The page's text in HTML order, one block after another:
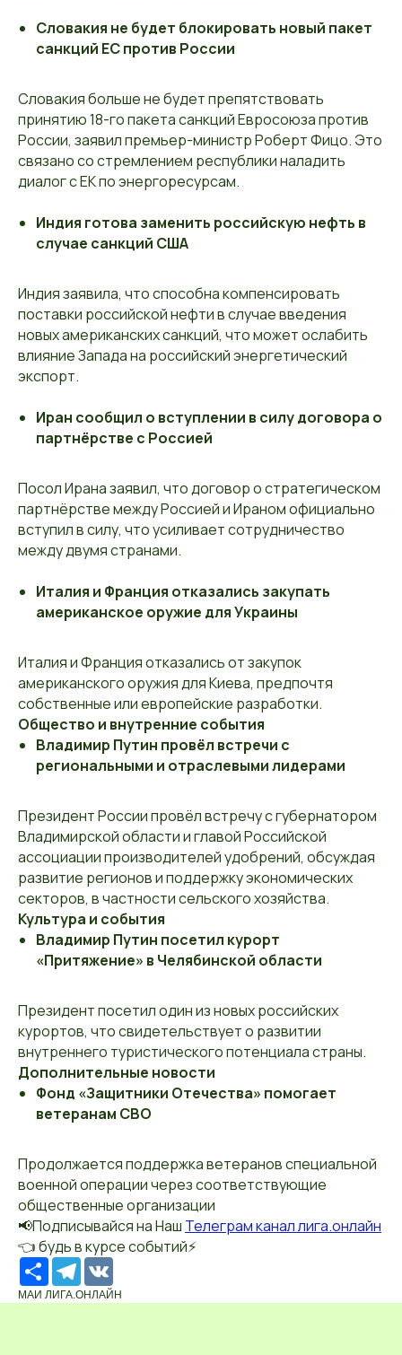
Словакия не будет блокировать новый пакет
санкций ЕС против России
Словакия больше не будет препятствовать
принятию 18-го пакета санкций Евросоюза против
России, заявил премьер-министр Роберт Фицо. Это
связано со стремлением республики наладить
диалог с ЕК по энергоресурсам.
Индия готова заменить российскую нефть в
случае санкций США
Индия заявила, что способна компенсировать
поставки российской нефти в случае введения
новых американских санкций, что может ослабить
влияние Запада на российский энергетический
экспорт.
Иран сообщил о вступлении в силу договора о
партнёрстве с Россией
Посол Ирана заявил, что договор о стратегическом
партнёрстве между Россией и Ираном официально
вступил в силу, что усиливает сотрудничество
между двумя странами.
Италия и Франция отказались закупать
американское оружие для Украины
Италия и Франция отказались от закупок
американского оружия для Киева, предпочтя
собственные или европейские разработки.
Общество и внутренние события
Владимир Путин провёл встречи с
региональными и отраслевыми лидерами
Президент России провёл встречу с губернатором
Владимирской области и главой Российской
ассоциации производителей удобрений, обсуждая
развитие регионов и поддержку экономических
секторов, в частности сельского хозяйства.
Культура и события
Владимир Путин посетил курорт
«Притяжение» в Челябинской области
Президент посетил один из новых российских
курортов, что свидетельствует о развитии
внутреннего туристического потенциала страны.
Дополнительные новости
Фонд «Защитники Отечества» помогает
ветеранам СВО
Продолжается поддержка ветеранов специальной
военной операции через соответствующие
общественные организации
📢Подписывайся на Наш Телеграм канал лига.онлайн
👈 будь в курсе событий⚡️
РесурсTelegram
МАИ ЛИГА.ОНЛАЙН